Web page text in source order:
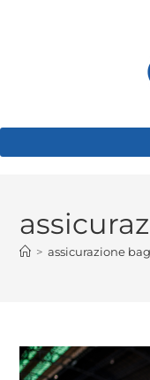
> assicurazione